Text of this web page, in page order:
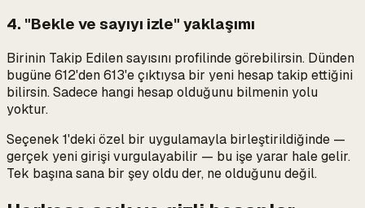
4. "Bekle ve sayıyı izle" yaklaşımı
Birinin Takip Edilensayısını profilinde görebilirsin. Dünden
bugüne 612'den 613'e çıktıysa bir yeni hesap takip ettiğini
bilirsin. Sadece hangi hesap olduğunu bilmenin yolu
yoktur.
Seçenek 1'deki özel bir uygulamayla birleştirildiğinde —
gerçek yeni girişi vurgulayabilir — bu işe yarar hale gelir.
Tek başına sana bir şey olduder, ne olduğunudeğil.